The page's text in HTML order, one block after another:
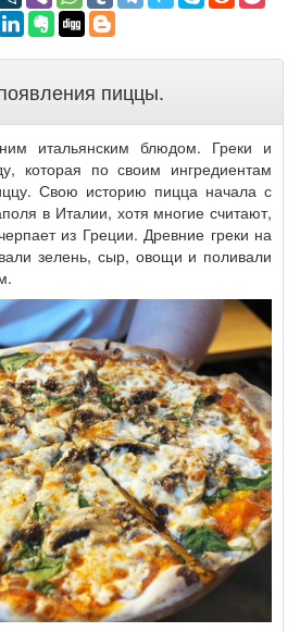
пиццы.
итальянским блюдом. Греки и
которая по своим ингредиентам
Свою историю пицца начала с
в Италии, хотя многие считают,
из Греции. Древние греки на
зелень, сыр, овощи и поливали